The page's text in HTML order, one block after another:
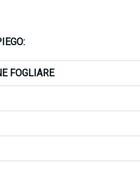
FOGLIARE